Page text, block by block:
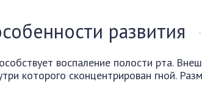
развития
воспаление полости рта.
которого сконцентрирован гной.